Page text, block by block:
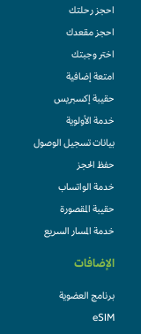
احجز رحلتك
احجز مقعدك
اختر وجبتك
امتعة إضافية
حقيبة إكسبريس
خدمة الأولوية
بيانات تسجيل الوصول
حفظ الحجز
خدمة الواتساب
حقيبة المقصورة
خدمة المسار السريع
الإضافات
برنامج العضوية
eSIM